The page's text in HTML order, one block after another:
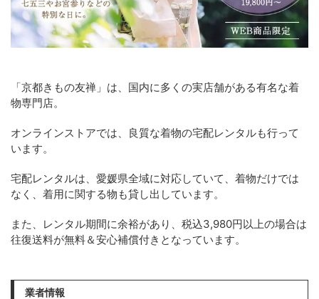
「京都きもの友禅」は、国内に多くの実店舗がある有名な着
物専門店。
オンラインストアでは、良質な着物の宅配レンタルも行って
います。
宅配レンタルは、愛媛県全域に対応していて、着物だけでは
なく、着用に関する物も貸し出しています。
また、レンタル期間に余裕があり、税込3,980円以上の場合は
往復送料が無料＆安心補償付きとなっています。
業者情報